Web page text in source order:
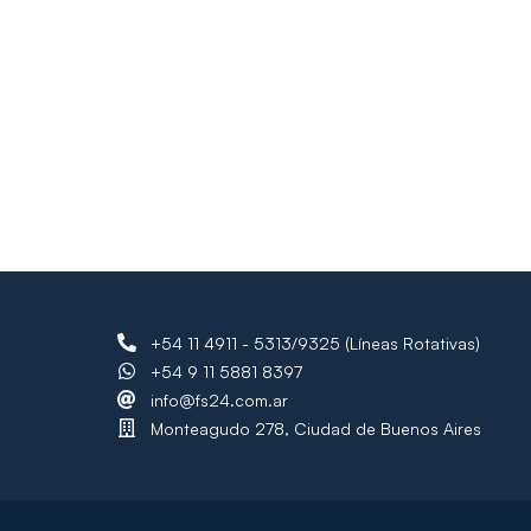
+54 11 4911 - 5313/9325 (Líneas Rotativas)
+54 9 11 5881 8397
info@fs24.com.ar
Monteagudo 278, Ciudad de Buenos Aires